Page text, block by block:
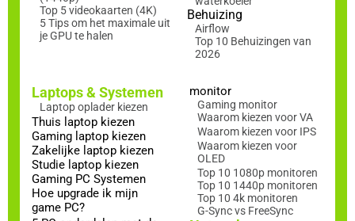
Top 5 videokaarten (4K)
5 Tips om het maximale uit
je GPU te halen
Behuizing
Airflow
Top 10 Behuizingen van
2026
Laptops & Systemen
Laptop oplader kiezen
Thuis laptop kiezen
Gaming laptop kiezen
Zakelijke laptop kiezen
Studie laptop kiezen
Gaming PC Systemen
Hoe upgrade ik mijn
game PC?
monitor
Gaming monitor
Waarom kiezen voor VA
Waarom kiezen voor IPS
Waarom kiezen voor
OLED
Top 10 1080p monitoren
Top 10 1440p monitoren
Top 10 4k monitoren
G-Sync vs FreeSync